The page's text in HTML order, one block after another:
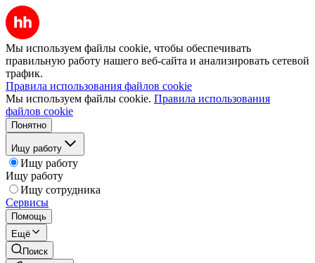
Мы используем файлы cookie, чтобы обеспечивать
правильную работу нашего веб-сайта и анализировать сетевой
трафик.
Правила использования файлов cookie
Мы используем файлы cookie. Правила использования
файлов cookie
Понятно
Ищу работу
Ищу работу
Ищу работу
Ищу сотрудника
Сервисы
Помощь
Ещё
Поиск